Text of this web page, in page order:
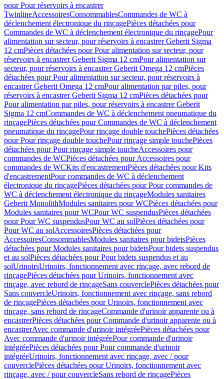
pour Pour réservoirs à encastrer
TwinlineAccessoiresConsommablesCommandes de WC à
déclenchement électronique du rinçagePièces détachées pour
Commandes de WC à déclenchement électronique du rinçagePour
alimentation sur secteur, pour réservoirs à encastrer Geberit Sigma
12 cmPièces détachées pour Pour alimentation sur secteur, pour
réservoirs à encastrer Geberit Sigma 12 cmPour alimentation sur
secteur, pour réservoirs à encastrer Geberit Omega 12 cmPièces
détachées pour Pour alimentation sur secteur, pour réservoirs à
encastrer Geberit Omega 12 cmPour alimentation par piles, pour
réservoirs à encastrer Geberit Sigma 12 cmPièces détachées pour
Pour alimentation par piles, pour réservoirs à encastrer Geberit
Sigma 12 cmCommandes de WC à déclenchement pneumatique du
rinçagePièces détachées pour Commandes de WC à déclenchement
pneumatique du rinçagePour rinçage double touchePièces détachées
pour Pour rinçage double touchePour rinçage simple touchePièces
détachées pour Pour rinçage simple toucheAccessoires pour
commandes de WCPièces détachées pour Accessoires pour
commandes de WCKits d'encastrementPièces détachées pour Kits
d'encastrementPour commandes de WC à déclenchement
électronique du rinçagePièces détachées pour Pour commandes de
WC à déclenchement électronique du rinçageModules sanitaires
Geberit MonolithModules sanitaires pour WCPièces détachées pour
Modules sanitaires pour WCPour WC suspendusPièces détachées
pour Pour WC suspendusPour WC au solPièces détachées pour
Pour WC au solAccessoiresPièces détachées pour
AccessoiresConsommablesModules sanitaires pour bidetsPièces
détachées pour Modules sanitaires pour bidetsPour bidets suspendus
et au solPièces détachées pour Pour bidets suspendus et au
solUrinoirsUrinoirs, fonctionnement avec rinçage, avec rebord de
rinçagePièces détachées pour Urinoirs, fonctionnement avec
rinçage, avec rebord de rinçageSans couverclePièces détachées pour
Sans couvercleUrinoirs, fonctionnement avec rinçage, sans rebord
de rinçagePièces détachées pour Urinoirs, fonctionnement avec
rinçage, sans rebord de rinçageCommande d'urinoir apparente ou à
encastrerPièces détachées pour Commande d'urinoir apparente ou à
encastrerAvec commande d'urinoir intégréePièces détachées pour
Avec commande d'urinoir intégréePour commande d'urinoir
intégréePièces détachées pour Pour commande d'urinoir
intégréeUrinoirs, fonctionnement avec rinçage, avec / pour
couverclePièces détachées pour Urinoirs, fonctionnement avec
rinçage, avec / pour couvercleSans rebord de rinçagePièces